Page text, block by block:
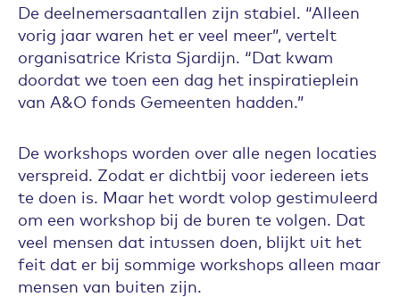
De deelnemersaantallen zijn stabiel. “Alleen
vorig jaar waren het er veel meer”, vertelt
organisatrice Krista Sjardijn. “Dat kwam
doordat we toen een dag het inspiratieplein
van A&O fonds Gemeenten hadden.”
De workshops worden over alle negen locaties
verspreid. Zodat er dichtbij voor iedereen iets
te doen is. Maar het wordt volop gestimuleerd
om een workshop bij de buren te volgen. Dat
veel mensen dat intussen doen, blijkt uit het
feit dat er bij sommige workshops alleen maar
mensen van buiten zijn.